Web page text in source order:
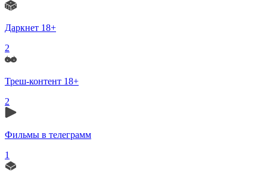
Даркнет 18+
2
Треш-контент 18+
2
Фильмы в телеграмм
1